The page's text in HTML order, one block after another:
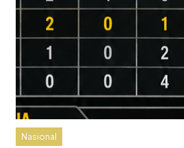
Nasional